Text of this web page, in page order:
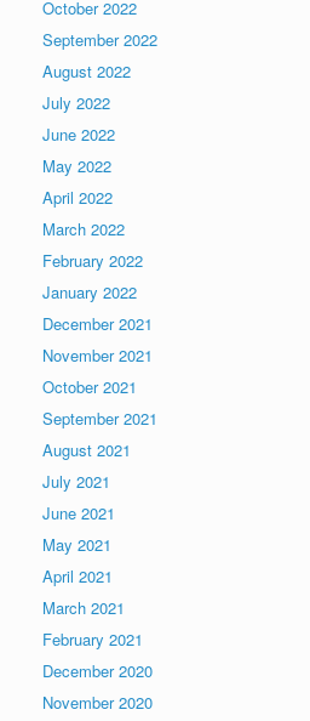
October 2022
September 2022
August 2022
July 2022
June 2022
May 2022
April 2022
March 2022
February 2022
January 2022
December 2021
November 2021
October 2021
September 2021
August 2021
July 2021
June 2021
May 2021
April 2021
March 2021
February 2021
December 2020
November 2020